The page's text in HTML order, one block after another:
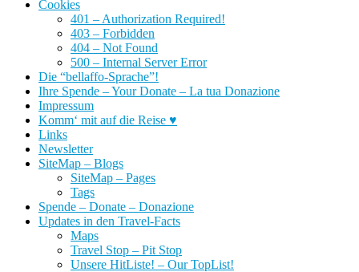
Cookies
401 – Authorization Required!
403 – Forbidden
404 – Not Found
500 – Internal Server Error
Die “bellaffo-Sprache”!
Ihre Spende – Your Donate – La tua Donazione
Impressum
Komm‘ mit auf die Reise ♥
Links
Newsletter
SiteMap – Blogs
SiteMap – Pages
Tags
Spende – Donate – Donazione
Updates in den Travel-Facts
Maps
Travel Stop – Pit Stop
Unsere HitListe! – Our TopList!